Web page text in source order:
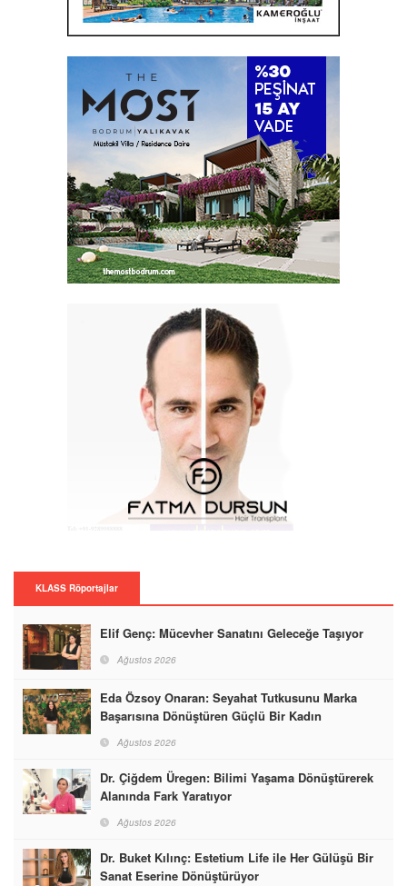
KLASS Röportajlar
Elif Genç: Mücevher Sanatını Geleceğe Taşıyor
Ağustos 2026
Eda Özsoy Onaran: Seyahat Tutkusunu Marka
Başarısına Dönüştüren Güçlü Bir Kadın
Ağustos 2026
Dr. Çiğdem Üregen: Bilimi Yaşama Dönüştürerek
Alanında Fark Yaratıyor
Ağustos 2026
Dr. Buket Kılınç: Estetium Life ile Her Gülüşü Bir
Sanat Eserine Dönüştürüyor